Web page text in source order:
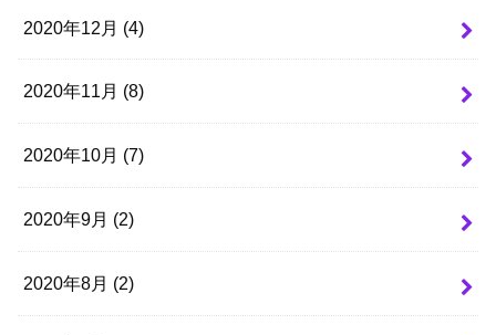
2020年12月 (4)
2020年11月 (8)
2020年10月 (7)
2020年9月 (2)
2020年8月 (2)